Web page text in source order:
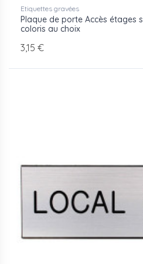
Etiquettes gravées
Plaque de porte Accès étages
coloris au choix
3,15 €